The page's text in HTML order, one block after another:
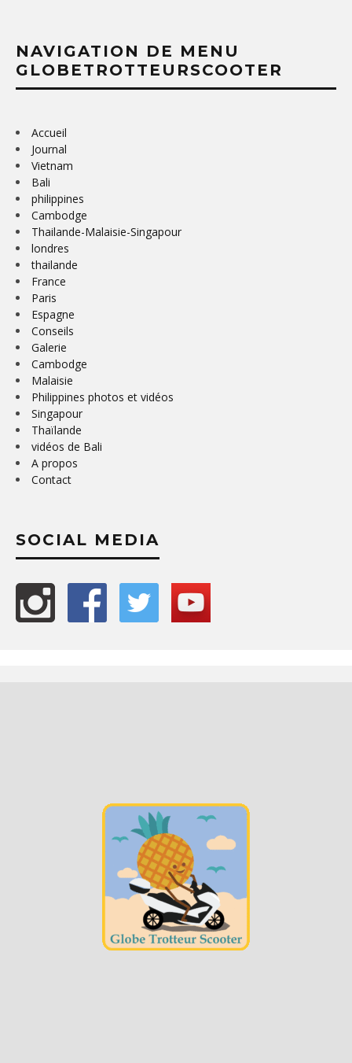
NAVIGATION DE MENU
GLOBETROTTEURSCOOTER
Accueil
Journal
Vietnam
Bali
philippines
Cambodge
Thailande-Malaisie-Singapour
londres
thailande
France
Paris
Espagne
Conseils
Galerie
Cambodge
Malaisie
Philippines photos et vidéos
Singapour
Thaïlande
vidéos de Bali
A propos
Contact
SOCIAL MEDIA